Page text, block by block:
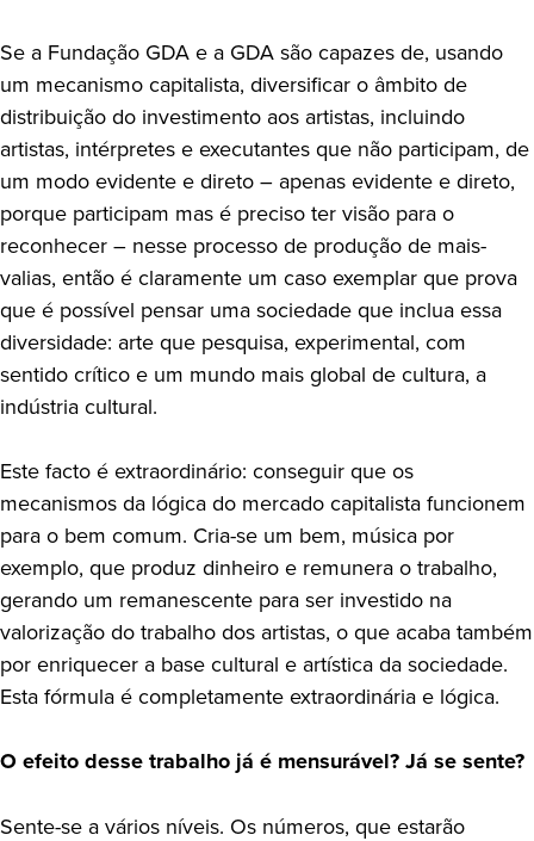
Se a Fundação GDA e a GDA são capazes de, usando
um mecanismo capitalista, diversificar o âmbito de
distribuição do investimento aos artistas, incluindo
artistas, intérpretes e executantes que não participam, de
um modo evidente e direto – apenas evidente e direto,
porque participam mas é preciso ter visão para o
reconhecer – nesse processo de produção de mais-
valias, então é claramente um caso exemplar que prova
que é possível pensar uma sociedade que inclua essa
diversidade: arte que pesquisa, experimental, com
sentido crítico e um mundo mais global de cultura, a
indústria cultural.
Este facto é extraordinário: conseguir que os
mecanismos da lógica do mercado capitalista funcionem
para o bem comum. Cria-se um bem, música por
exemplo, que produz dinheiro e remunera o trabalho,
gerando um remanescente para ser investido na
valorização do trabalho dos artistas, o que acaba também
por enriquecer a base cultural e artística da sociedade.
Esta fórmula é completamente extraordinária e lógica.
O efeito desse trabalho já é mensurável? Já se sente?
Sente-se a vários níveis. Os números, que estarão